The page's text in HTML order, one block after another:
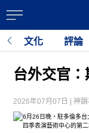
文化 評論
台外交官
2026年07月07日 | 神韻